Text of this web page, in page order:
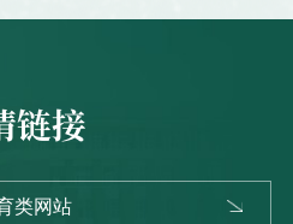
链接
类网站